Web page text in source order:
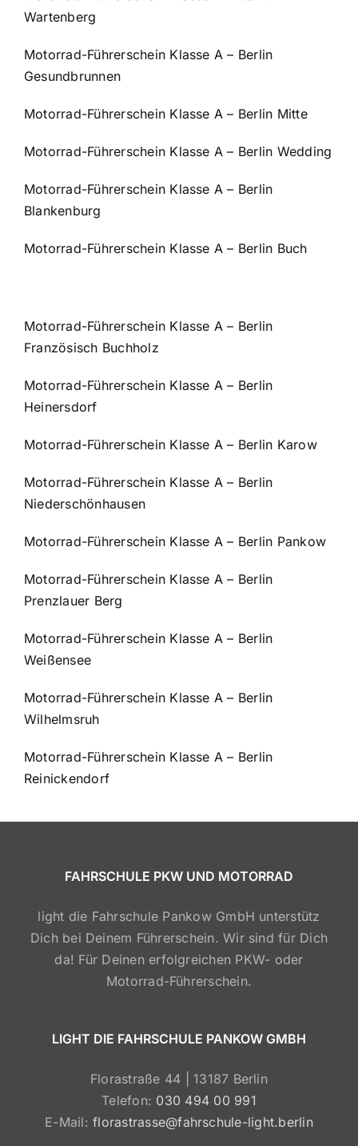
Wartenberg
Motorrad-Führerschein Klasse A – Berlin
Gesundbrunnen
Motorrad-Führerschein Klasse A – Berlin Mitte
Motorrad-Führerschein Klasse A – Berlin Wedding
Motorrad-Führerschein Klasse A – Berlin
Blankenburg
Motorrad-Führerschein Klasse A – Berlin Buch
Motorrad-Führerschein Klasse A – Berlin
Französisch Buchholz
Motorrad-Führerschein Klasse A – Berlin
Heinersdorf
Motorrad-Führerschein Klasse A – Berlin Karow
Motorrad-Führerschein Klasse A – Berlin
Niederschönhausen
Motorrad-Führerschein Klasse A – Berlin Pankow
Motorrad-Führerschein Klasse A – Berlin
Prenzlauer Berg
Motorrad-Führerschein Klasse A – Berlin
Weißensee
Motorrad-Führerschein Klasse A – Berlin
Wilhelmsruh
Motorrad-Führerschein Klasse A – Berlin
Reinickendorf
FAHRSCHULE PKW UND MOTORRAD
light die Fahrschule Pankow GmbH unterstütz
Dich bei Deinem Führerschein. Wir sind für Dich
da! Für Deinen erfolgreichen PKW- oder
Motorrad-Führerschein.
LIGHT DIE FAHRSCHULE PANKOW GMBH
Florastraße 44 | 13187 Berlin
Telefon: 030 494 00 991
E-Mail:florastrasse@fahrschule-light.berlin